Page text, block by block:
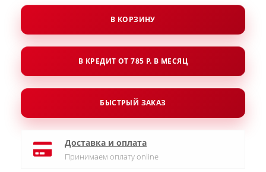
В КОРЗИНУ
В КРЕДИТ ОТ 785 Р. В МЕСЯЦ
БЫСТРЫЙ ЗАКАЗ
Доставка и оплата
Принимаем оплату online